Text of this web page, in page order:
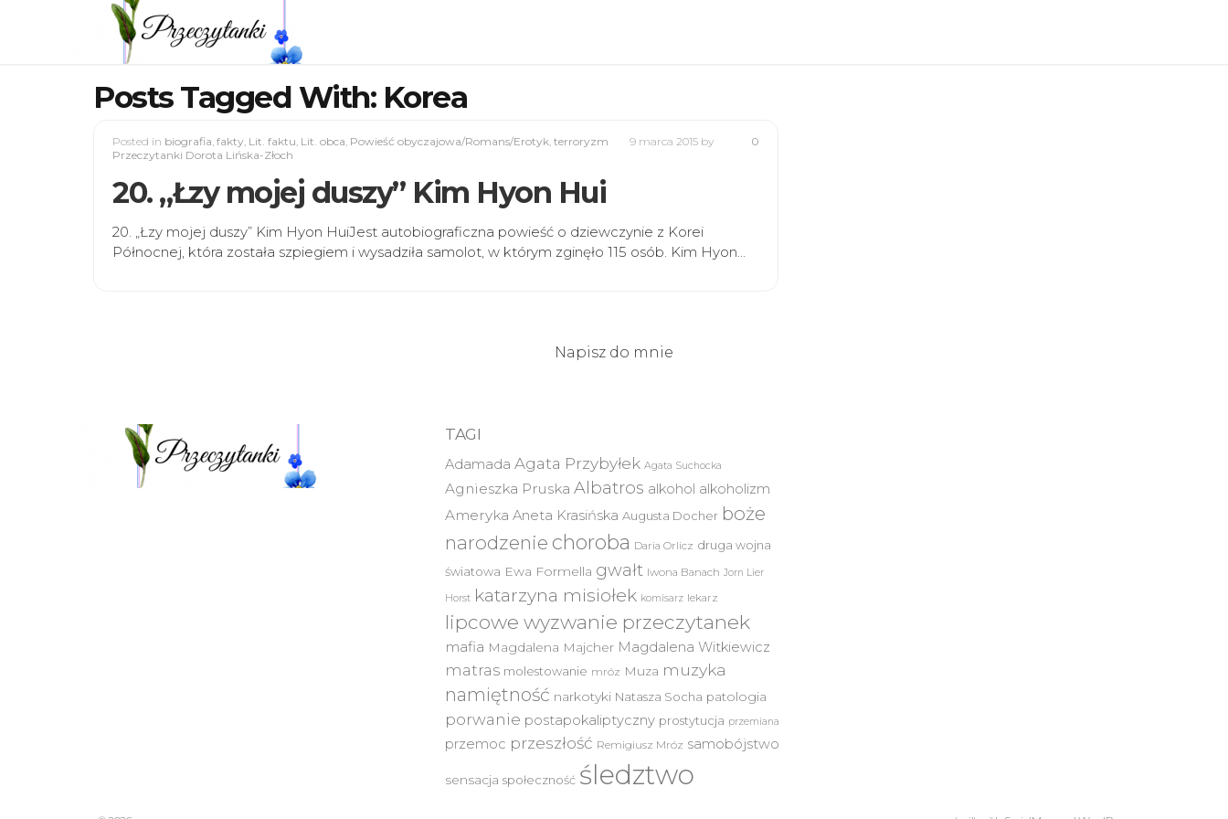
Posts Tagged With: Korea
0
Posted in biografia, fakty, Lit. faktu, Lit. obca, Powieść obyczajowa/Romans/Erotyk, terroryzm 9 marca 2015 by
Przeczytanki Dorota Lińska-Złoch
20. „Łzy mojej duszy” Kim Hyon Hui
20. „Łzy mojej duszy” Kim Hyon HuiJest autobiograficzna powieść o dziewczynie z Korei
Północnej, która została szpiegiem i wysadziła samolot, w którym zginęło 115 osób. Kim Hyon…
Napisz do mnie
TAGI
Adamada Agata Przybyłek Agata Suchocka
Agnieszka Pruska Albatros alkohol alkoholizm
Ameryka Aneta Krasińska Augusta Docher boże
narodzenie choroba Daria Orlicz druga wojna
światowa Ewa Formella gwałt Iwona Banach Jorn Lier
Horst katarzyna misiołek komisarz lekarz
lipcowe wyzwanie przeczytanek
mafia Magdalena Majcher Magdalena Witkiewicz
matras molestowanie mróz Muza muzyka
namiętność narkotyki Natasza Socha patologia
porwanie postapokaliptyczny prostytucja przemiana
przemoc przeszłość Remigiusz Mróz samobójstwo
sensacja społeczność śledztwo